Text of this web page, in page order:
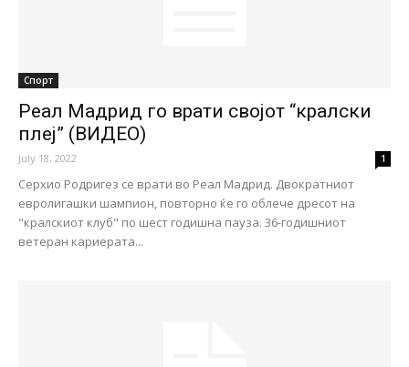
Спорт
Реал Мадрид го врати својот “кралски
плеј” (ВИДЕО)
July 18, 2022 1
Серхио Родригез се врати во Реал Мадрид. Двократниот
евролигашки шампион, повторно ќе го облече дресот на
"кралскиот клуб" по шест годишна пауза. 36-годишниот
ветеран кариерата...